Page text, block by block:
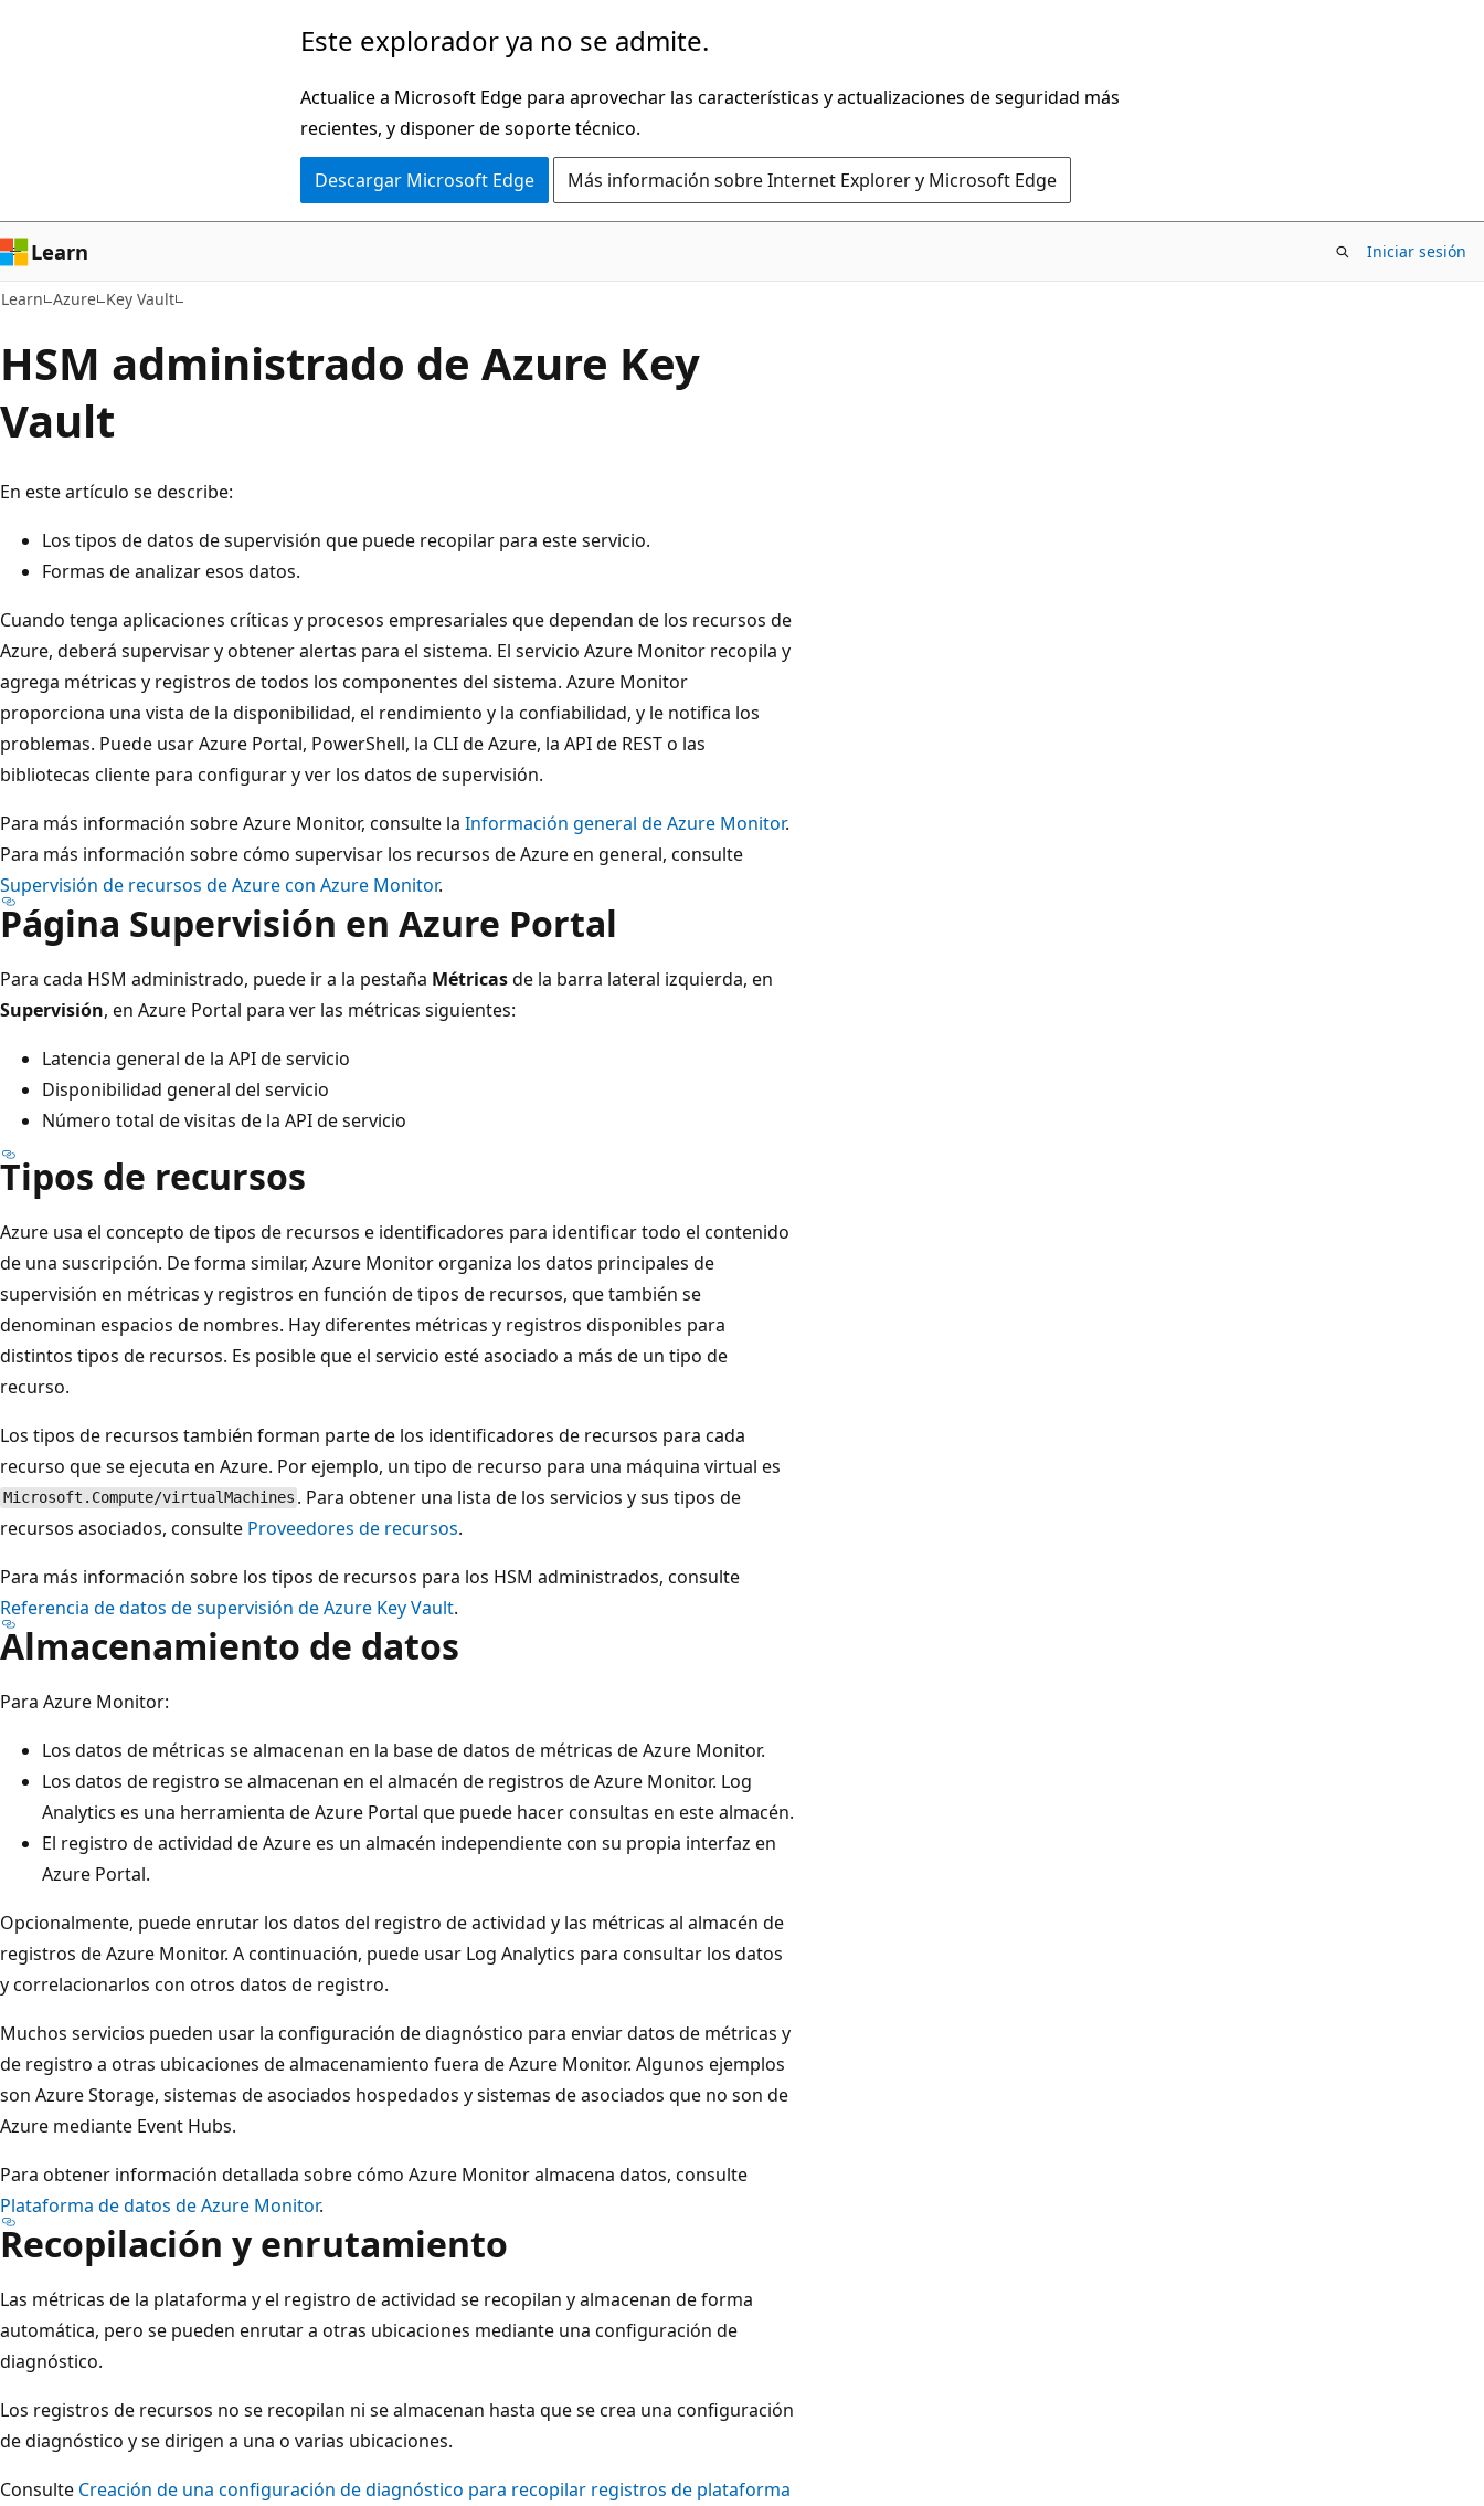
Este explorador ya no se admite.
Actualice a Microsoft Edge para aprovechar las características y actualizaciones de seguridad más
recientes, y disponer de soporte técnico.
Descargar Microsoft Edge Más información sobre Internet Explorer y Microsoft Edge
Learn Iniciar sesión
Learn Azure Key Vault
HSM administrado de Azure Key
Vault
En este artículo se describe:
Los tipos de datos de supervisión que puede recopilar para este servicio.
Formas de analizar esos datos.
Cuando tenga aplicaciones críticas y procesos empresariales que dependan de los recursos de
Azure, deberá supervisar y obtener alertas para el sistema. El servicio Azure Monitor recopila y
agrega métricas y registros de todos los componentes del sistema. Azure Monitor
proporciona una vista de la disponibilidad, el rendimiento y la confiabilidad, y le notifica los
problemas. Puede usar Azure Portal, PowerShell, la CLI de Azure, la API de REST o las
bibliotecas cliente para configurar y ver los datos de supervisión.
Para más información sobre Azure Monitor, consulte la Información general de Azure Monitor.
Para más información sobre cómo supervisar los recursos de Azure en general, consulte
Supervisión de recursos de Azure con Azure Monitor.
Página Supervisión en Azure Portal
Para cada HSM administrado, puede ir a la pestaña Métricasde la barra lateral izquierda, en
Supervisión, en Azure Portal para ver las métricas siguientes:
Latencia general de la API de servicio
Disponibilidad general del servicio
Número total de visitas de la API de servicio
Tipos de recursos
Azure usa el concepto de tipos de recursos e identificadores para identificar todo el contenido
de una suscripción. De forma similar, Azure Monitor organiza los datos principales de
supervisión en métricas y registros en función de tipos de recursos, que también se
denominan espacios de nombres. Hay diferentes métricas y registros disponibles para
distintos tipos de recursos. Es posible que el servicio esté asociado a más de un tipo de
recurso.
Los tipos de recursos también forman parte de los identificadores de recursos para cada
recurso que se ejecuta en Azure. Por ejemplo, un tipo de recurso para una máquina virtual es
Microsoft.Compute/virtualMachines . Para obtener una lista de los servicios y sus tipos de
recursos asociados, consulte Proveedores de recursos.
Para más información sobre los tipos de recursos para los HSM administrados, consulte
Referencia de datos de supervisión de Azure Key Vault.
Almacenamiento de datos
Para Azure Monitor:
Los datos de métricas se almacenan en la base de datos de métricas de Azure Monitor.
Los datos de registro se almacenan en el almacén de registros de Azure Monitor. Log
Analytics es una herramienta de Azure Portal que puede hacer consultas en este almacén.
El registro de actividad de Azure es un almacén independiente con su propia interfaz en
Azure Portal.
Opcionalmente, puede enrutar los datos del registro de actividad y las métricas al almacén de
registros de Azure Monitor. A continuación, puede usar Log Analytics para consultar los datos
y correlacionarlos con otros datos de registro.
Muchos servicios pueden usar la configuración de diagnóstico para enviar datos de métricas y
de registro a otras ubicaciones de almacenamiento fuera de Azure Monitor. Algunos ejemplos
son Azure Storage, sistemas de asociados hospedados y sistemas de asociados que no son de
Azure mediante Event Hubs.
Para obtener información detallada sobre cómo Azure Monitor almacena datos, consulte
Plataforma de datos de Azure Monitor.
Recopilación y enrutamiento
Las métricas de la plataforma y el registro de actividad se recopilan y almacenan de forma
automática, pero se pueden enrutar a otras ubicaciones mediante una configuración de
diagnóstico.
Los registros de recursos no se recopilan ni se almacenan hasta que se crea una configuración
de diagnóstico y se dirigen a una o varias ubicaciones.
Consulte Creación de una configuración de diagnóstico para recopilar registros de plataforma